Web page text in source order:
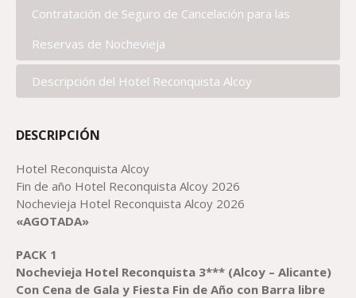
Contratación de Seguro de Cancelación para las
Reservas de Nochevieja
Descripción del Hotel Reconquista Alcoy
DESCRIPCIÓN
Hotel Reconquista Alcoy
Fin de año Hotel Reconquista Alcoy 2026
Nochevieja Hotel Reconquista Alcoy 2026
«AGOTADA»
PACK 1
Nochevieja Hotel Reconquista 3*** (Alcoy – Alicante)
Con Cena de Gala y Fiesta Fin de Año con Barra libre